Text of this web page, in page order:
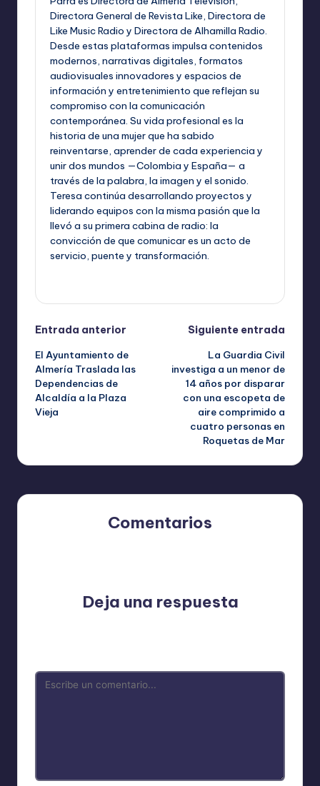
Directora General de Revista Like, Directora de
Like Music Radio y Directora de Alhamilla Radio.
Desde estas plataformas impulsa contenidos
modernos, narrativas digitales, formatos
audiovisuales innovadores y espacios de
información y entretenimiento que reflejan su
compromiso con la comunicación
contemporánea. Su vida profesional es la
historia de una mujer que ha sabido
reinventarse, aprender de cada experiencia y
unir dos mundos —Colombia y España— a
través de la palabra, la imagen y el sonido.
Teresa continúa desarrollando proyectos y
liderando equipos con la misma pasión que la
llevó a su primera cabina de radio: la
convicción de que comunicar es un acto de
servicio, puente y transformación.
Navegación
de
entradas
Entrada anterior
El Ayuntamiento de
Almería Traslada las
Dependencias de
Alcaldía a la Plaza
Vieja
Siguiente entrada
La Guardia Civil
investiga a un menor de
14 años por disparar
con una escopeta de
aire comprimido a
cuatro personas en
Roquetas de Mar
Comentarios
Deja una respuesta